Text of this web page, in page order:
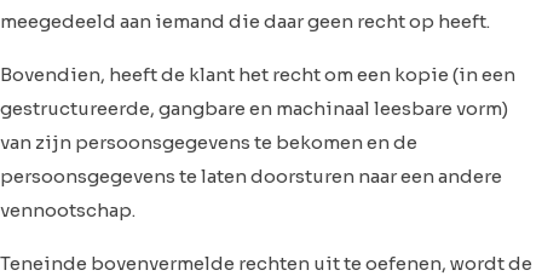
meegedeeld aan iemand die daar geen recht op heeft.
Bovendien, heeft de klant het recht om een kopie (in een
gestructureerde, gangbare en machinaal leesbare vorm)
van zijn persoonsgegevens te bekomen en de
persoonsgegevens te laten doorsturen naar een andere
vennootschap.
Teneinde bovenvermelde rechten uit te oefenen, wordt de